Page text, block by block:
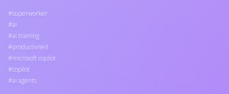
superworker
ai
ai training
productiviteit
microsoft copilot
copilot
ai agents